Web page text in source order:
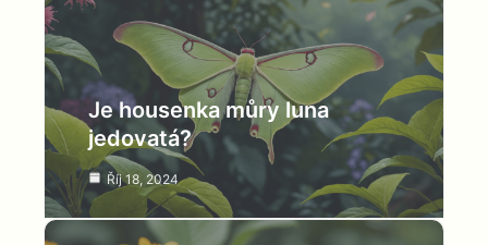
Je housenka můry luna
jedovatá?
Říj 18, 2024